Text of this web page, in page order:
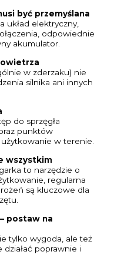
być przemyślana
układ elektryczny,
odpowiednie
akumulator.
w zderzaku) nie
silnika ani innych
do sprzęgła
punktów
w terenie.
wszystkim
to narzędzie o
regularna
są kluczowe dla
postaw na
tylko wygoda, ale też
działać poprawnie i